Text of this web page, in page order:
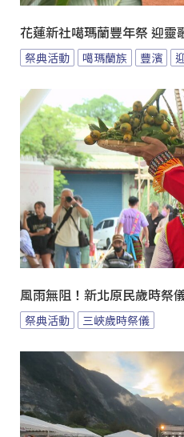
花蓮新社噶瑪蘭豐年祭 迎靈
祭典活動 噶瑪蘭族 豐濱
風雨無阻！新北原民歲時祭
祭典活動 三峽歲時祭儀